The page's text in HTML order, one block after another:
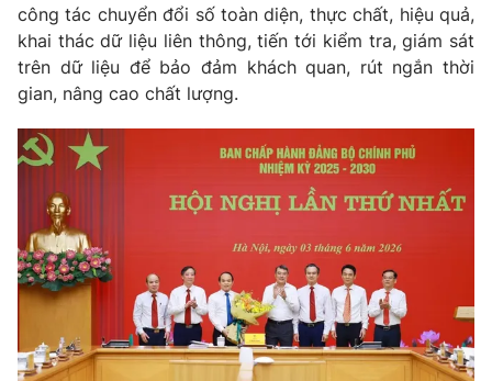
công tác chuyển đổi số toàn diện, thực chất, hiệu quả,
khai thác dữ liệu liên thông, tiến tới kiểm tra, giám sát
trên dữ liệu để bảo đảm khách quan, rút ngắn thời
gian, nâng cao chất lượng.